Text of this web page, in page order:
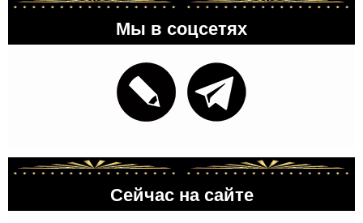
Мы в соцсетях
Сейчас на сайте